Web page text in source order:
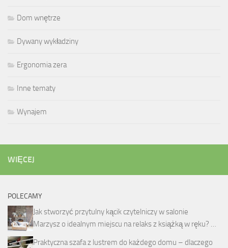
Dom wnętrze
Dywany wykładziny
Ergonomia zera
Inne tematy
Wynajem
WIĘCEJ
POLECAMY
Jak stworzyć przytulny kącik czytelniczy w salonie
Marzysz o idealnym miejscu na relaks z książką w ręku? …
Praktyczna szafa z lustrem do każdego domu – dlaczego